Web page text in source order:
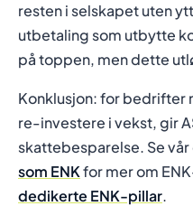
resten i selskapet uten
utbetaling som utbytte
på toppen, men dette
Konklusjon: for bedrifter
re-investere i vekst, gir
skattebesparelse. Se
som ENKfor mer om
dedikerte ENK-pillar.